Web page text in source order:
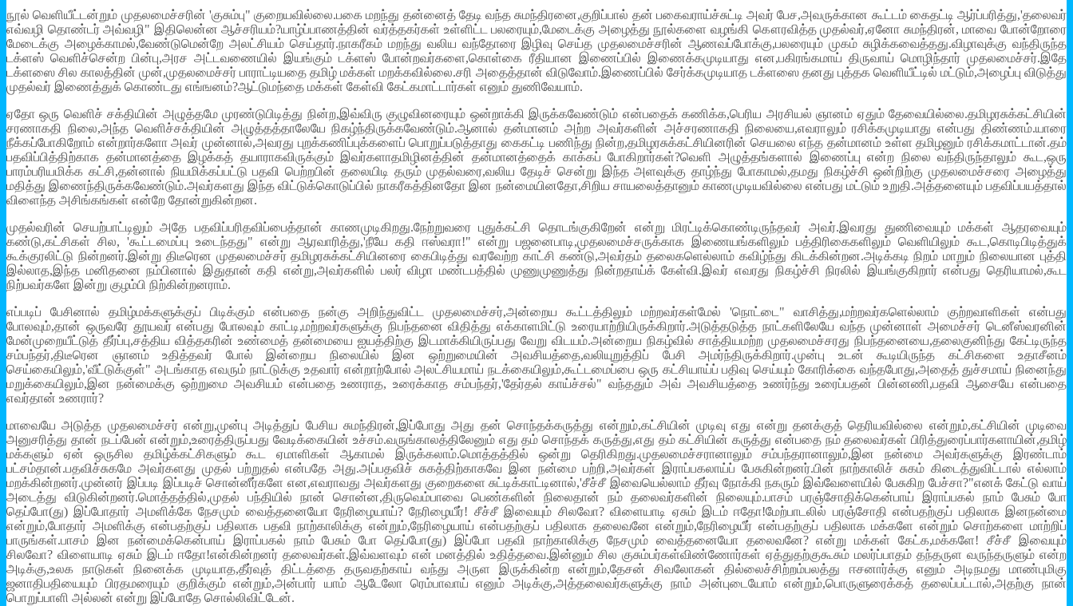
நூல் வெளியீட்டன்றும் முதலமைச்சரின் 'குசும்பு" குறையவில்லை.பகை மறந்து தன்னைத் தேடி வந்த சுமந்திரனை,குறிப்பால் தன் பகைவராய்ச்சுட்டி அவர் பேச,அவருக்கான கூட்டம் கைதட்டி ஆர்ப்பரித்து,'தலைவர்
எவ்வழி தொண்டர் அவ்வழி" இதிலென்ன ஆச்சரியம்?யாழ்ப்பாணத்தின் வர்த்தகர்கள் உள்ளிட்ட பலரையும்,மேடைக்கு அழைத்து நூல்களை வழங்கி கௌரவித்த முதல்வர்,ஏனோ சுமந்திரன், மாவை போன்றோரை
மேடைக்கு அழைக்காமல்,வேண்டுமென்றே அலட்சியம் செய்தார்.நாகரீகம் மறந்து வலிய வந்தோரை இழிவு செய்த முதலமைச்சரின் ஆணவப்போக்கு,பலரையும் முகம் சுழிக்கவைத்தது.விழாவுக்கு வந்திருந்த
டக்ளஸ் வெளிச்சென்ற பின்பு,அரச அட்டவணையில் இயங்கும் டக்ளஸ் போன்றவர்களை,கொள்கை ரீதியான இணைப்பில் இணைக்கமுடியாது என,பகிரங்கமாய் திருவாய் மொழிந்தார் முதலமைச்சர்.இதே
டக்ளஸை சில காலத்தின் முன்,முதலமைச்சர் பாராட்டியதை தமிழ் மக்கள் மறக்கவில்லை.சரி அதைத்தான் விடுவோம்.இணைப்பில் சேர்க்கமுடியாத டக்ளஸை தனது புத்தக வெளியீட்டில் மட்டும்,அழைப்பு விடுத்து
முதல்வர் இணைத்துக் கொண்டது எங்ஙனம்?ஆட்டுமந்தை மக்கள் கேள்வி கேட்கமாட்டார்கள் எனும் துணிவேயாம்.
ஏதோ ஒரு வெளிச் சக்தியின் அழுத்தமே முரண்டுபிடித்து நின்ற,இவ்விரு குழுவினரையும் ஒன்றாக்கி இருக்கவேண்டும் என்பதைக் கணிக்க,பெரிய அரசியல் ஞானம் ஏதும் தேவையில்லை.தமிழரசுக்கட்சியின்
சரணாகதி நிலை,அந்த வெளிச்சக்தியின் அழுத்தத்தாலேயே நிகழ்ந்திருக்கவேண்டும்.ஆனால் தன்மானம் அற்ற அவர்களின் அச்சரணாகதி நிலையை,எவராலும் ரசிக்கமுடியாது என்பது திண்ணம்.யாரை
நீக்கப்போகிறோம் என்றார்களோ அவர் முன்னால்,அவரது புறக்கணிப்புக்களைப் பொறுப்படுத்தாது கைகட்டி பணிந்து நின்ற,தமிழரசுக்கட்சியினரின் செயலை எந்த தன்மானம் உள்ள தமிழனும் ரசிக்கமாட்டான்.தம்
பதவிப்பித்திற்காக தன்மானத்தை இழக்கத் தயாராகவிருக்கும் இவர்களாதமிழினத்தின் தன்மானத்தைக் காக்கப் போகிறார்கள்?வெளி அழுத்தங்களால் இணைப்பு என்ற நிலை வந்திருந்தாலும் கூட,ஒரு
பாரம்பரியமிக்க கட்சி,தன்னால் நியமிக்கப்பட்டு பதவி பெற்றபின் தலையிடி தரும் முதல்வரை,வலிய தேடிச் சென்று இந்த அளவுக்கு தாழ்ந்து போகாமல்,தமது நிகழ்ச்சி ஒன்றிற்கு முதலமைச்சரை அழைத்து
மதித்து இணைந்திருக்கவேண்டும்.அவர்களது இந்த விட்டுக்கொடுப்பில் நாகரீகத்தினதோ இன நன்மையினதோ,சிறிய சாயலைத்தானும் காணமுடியவில்லை என்பது மட்டும் உறுதி.அத்தனையும் பதவிப்பயத்தால்
விளைந்த அசிங்கங்கள் என்றே தோன்றுகின்றன.
முதல்வரின் செயற்பாட்டிலும் அதே பதவிப்பரிதவிப்பைத்தான் காணமுடிகிறது.நேற்றுவரை புதுக்கட்சி தொடங்குகிறேன் என்று மிரட்டிக்கொண்டிருந்தவர் அவர்.இவரது துணிவையும் மக்கள் ஆதரவையும்
கண்டு,கட்சிகள் சில, 'கூட்டமைப்பு உடைந்தது" என்று ஆரவாரித்து,'நீயே கதி ஈஸ்வரா!" என்று பஜனைபாடி,முதலமைச்சருக்காக இணையங்களிலும் பத்திரிகைகளிலும் வெளியிலும் கூட,கொடிபிடித்துக்
கூக்குரலிட்டு நின்றனர்.இன்று திடீரென முதலமைச்சர் தமிழரசுக்கட்சியினரை கைபிடித்து வரவேற்ற காட்சி கண்டு,அவர்தம் தலைகளெல்லாம் கவிழ்ந்து கிடக்கின்றன.அடிக்கடி நிறம் மாறும் நிலையான புத்தி
இல்லாத,இந்த மனிதனை நம்பினால் இதுதான் கதி என்று,அவர்களில் பலர் விழா மண்டபத்தில் முணுமுணுத்து நின்றதாய்க் கேள்வி.இவர் எவரது நிகழ்ச்சி நிரலில் இயங்குகிறார் என்பது தெரியாமல்,கூட
நிற்பவர்களே இன்று குழம்பி நிற்கின்றனராம்.
எப்படிப் பேசினால் தமிழ்மக்களுக்குப் பிடிக்கும் என்பதை நன்கு அறிந்துவிட்ட முதலமைச்சர்,அன்றைய கூட்டத்திலும் மற்றவர்கள்மேல் 'நொட்டை" வாசித்து,மற்றவர்களெல்லாம் குற்றவாளிகள் என்பது
போலவும்,தான் ஒருவரே தூயவர் என்பது போலவும் காட்டி,மற்றவர்களுக்கு நிபந்தனை விதித்து எக்காளமிட்டு உரையாற்றியிருக்கிறார்.அடுத்தடுத்த நாட்களிலேயே வந்த முன்னாள் அமைச்சர் டெனீஸ்வரனின்
மேன்முறையீட்டுத் தீர்ப்பு,சத்திய வித்தகரின் உண்மைத் தன்மையை ஐயத்திற்கு இடமாக்கியிருப்பது வேறு விடயம்.அன்றைய நிகழ்வில் சாத்தியமற்ற முதலமைச்சரது நிபந்தனையை,தலைகுனிந்து கேட்டிருந்த
சம்பந்தர்,திடீரென ஞானம் உதித்தவர் போல் இன்றைய நிலையில் இன ஒற்றுமையின் அவசியத்தை,வலியுறுத்திப் பேசி அமர்ந்திருக்கிறார்.முன்பு உடன் கூடியிருந்த கட்சிகளை உதாசீனம்
செய்கையிலும்,'வீட்டுக்குள்" அடங்காத எவரும் நாட்டுக்கு உதவார் என்றாற்போல் அலட்சியமாய் நடக்கையிலும்,கூட்டமைப்பை ஒரு கட்சியாய்ப் பதிவு செய்யும் கோரிக்கை வந்தபோது,அதைத் துச்சமாய் நினைந்து
மறுக்கையிலும்,இன நன்மைக்கு ஒற்றுமை அவசியம் என்பதை உணராத, உரைக்காத சம்பந்தர்,'தேர்தல் காய்ச்சல்" வந்ததும் அவ் அவசியத்தை உணர்ந்து உரைப்பதன் பின்னணி,பதவி ஆசையே என்பதை
எவர்தான் உணரார்?
மாவையே அடுத்த முதலமைச்சர் என்று,முன்பு அடித்துப் பேசிய சுமந்திரன்,இப்போது அது தன் சொந்தக்கருத்து என்றும்,கட்சியின் முடிவு எது என்று தனக்குத் தெரியவில்லை என்றும்,கட்சியின் முடிவை
அனுசரித்து தான் நடப்பேன் என்றும்,உரைத்திருப்பது வேடிக்கையின் உச்சம்.வருங்காலத்திலேனும் எது தம் சொந்தக் கருத்து,எது தம் கட்சியின் கருத்து என்பதை நம் தலைவர்கள் பிரித்துரைப்பார்களாயின்,தமிழ்
மக்களும் ஏன் ஒருசில தமிழ்க்கட்சிகளும் கூட ஏமாளிகள் ஆகாமல் இருக்கலாம்.மொத்தத்தில் ஒன்று தெரிகிறது.முதலமைச்சரானாலும் சம்பந்தரானாலும்,இன நன்மை அவர்களுக்கு இரண்டாம்
பட்சம்தான்.பதவிச்சுகமே அவர்களது முதல் பற்றுதல் என்பதே அது.அப்பதவிச் சுகத்திற்காகவே இன நன்மை பற்றி,அவர்கள் இராப்பகலாய்ப் பேசுகின்றனர்.பின் நாற்காலிச் சுகம் கிடைத்துவிட்டால் எல்லாம்
மறக்கின்றனர்.முன்னர் இப்படி இப்படிச் சொன்னீர்களே என,எவராவது அவர்களது குறைகளை சுட்டிக்காட்டினால்,'சீச்சீ இவையெல்லாம் தீர்வு நோக்கி நகரும் இவ்வேளையில் பேசுகிற பேச்சா?"எனக் கேட்டு வாய்
அடைத்து விடுகின்றனர்.மொத்தத்தில்,முதல் பந்தியில் நான் சொன்ன,திருவெம்பாவை பெண்களின் நிலைதான் நம் தலைவர்களின் நிலையும்.பாசம் பரஞ்சோதிக்கென்பாய் இராப்பகல் நாம் பேசும் போ
தெப்போ(து) இப்போதார் அமளிக்கே நேசமும் வைத்தனையோ நேரிழையாய்? நேரிழையீர்! சீச்சீ இவையும் சிலவோ? விளையாடி ஏசும் இடம் ஈதோ!மேற்பாடலில் பரஞ்சோதி என்பதற்குப் பதிலாக இனநன்மை
என்றும்,போதார் அமளிக்கு என்பதற்குப் பதிலாக பதவி நாற்காலிக்கு என்றும்,நேரிழையாய் என்பதற்குப் பதிலாக தலைவனே என்றும்,நேரிழையீர் என்பதற்குப் பதிலாக மக்களே என்றும் சொற்களை மாற்றிப்
பாருங்கள்.பாசம் இன நன்மைக்கென்பாய் இராப்பகல் நாம் பேசும் போ தெப்போ(து) இப்போ பதவி நாற்காலிக்கு நேசமும் வைத்தனையோ தலைவனே? என்று மக்கள் கேட்க,மக்களே! சீச்சீ இவையும்
சிலவோ? விளையாடி ஏசும் இடம் ஈதோ!என்கின்றனர் தலைவர்கள்.இவ்வளவும் என் மனத்தில் உதித்தவை.இன்னும் சில குசும்பர்கள்விண்ணோர்கள் ஏத்துதற்குகூசும் மலர்ப்பாதம் தந்தருள வருந்தருளும் என்ற
அடிக்கு,உலக நாடுகள் நினைக்க முடியாத,தீர்வுத் திட்டத்தை தருவதற்காய் வந்து அருள இருக்கின்ற என்றும்,தேசன் சிவலோகன் தில்லைச்சிற்றம்பலத்து ஈசனார்க்கு எனும் அடிநமது மாண்புமிகு
ஜனாதிபதியையும் பிரதமரையும் குறிக்கும் என்றும்,அன்பார் யாம் ஆடேலோ ரெம்பாவாய் எனும் அடிக்கு,அத்தலைவர்களுக்கு நாம் அன்புடையோம் என்றும்,பொருளுரைக்கத் தலைப்பட்டால்,அதற்கு நான்
பொறுப்பாளி அல்லன் என்று இப்போதே சொல்லிவிட்டேன்.